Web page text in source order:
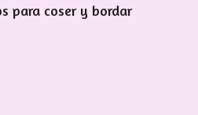
para coser y bordar